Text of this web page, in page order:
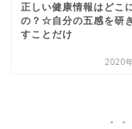
正しい健康情報はどこ
の？☆自分の五感を研
すことだけ
2020